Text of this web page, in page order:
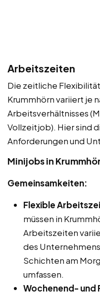
Arbeitszeiten
Die zeitliche
Krummhörn variiert je
Arbeitsverhältnisses
Vollzeitjob). Hier sind
Anforderungen und
Minijobs in
Gemeinsamkeiten:
Flexible
müssen in
Arbeitszeiten
des
Schichten am
umfassen.
Wochenend- und